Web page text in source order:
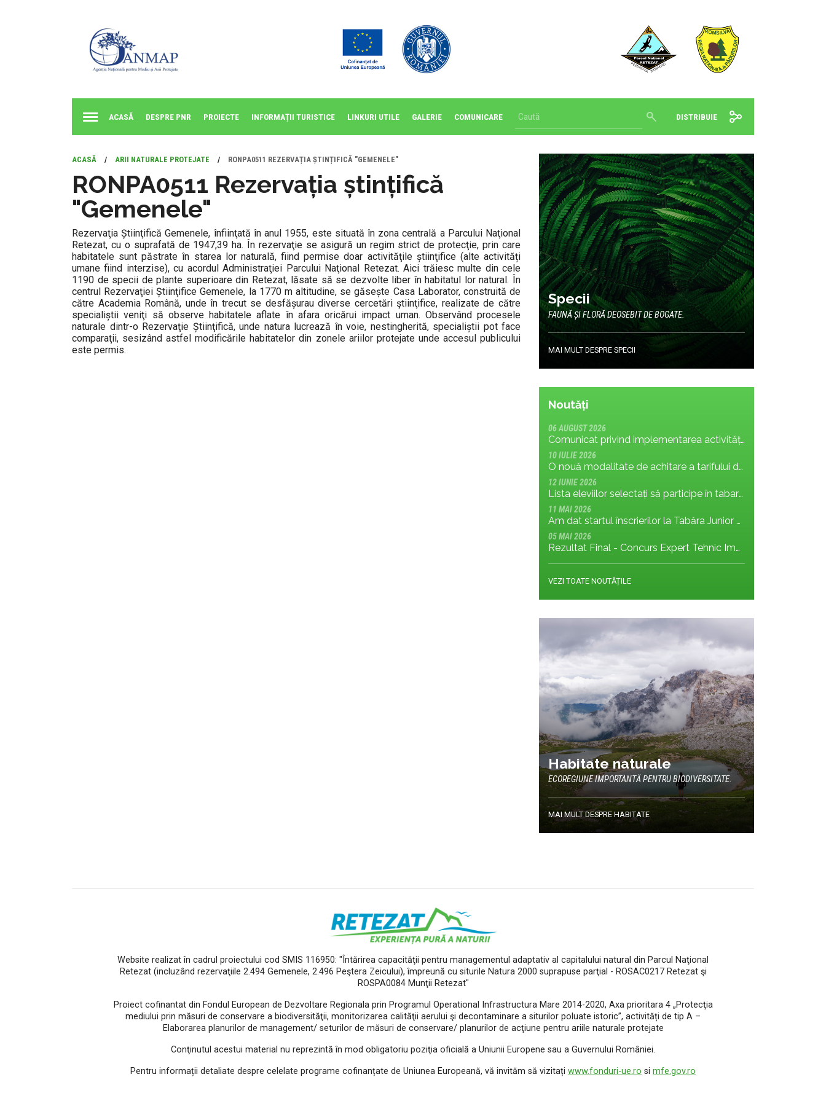
ACASĂ DESPRE PNR PROIECTE INFORMAȚII TURISTICE LINKURI UTILE GALERIE COMUNICARE DISTRIBUIE
ACASĂ / ARII NATURALE PROTEJATE / RONPA0511 REZERVAȚIA ȘTINȚIFICĂ "GEMENELE"
RONPA0511 Rezervația ștințifică
"Gemenele"
Rezervaţia Știinţifică Gemenele, înfiinţată în anul 1955, este situată în zona centrală a Parcului Naţional
Retezat, cu o suprafată de 1947,39 ha. În rezervaţie se asigură un regim strict de protecţie, prin care
habitatele sunt păstrate în starea lor naturală, fiind permise doar activităţile știinţifice (alte activități
umane fiind interzise), cu acordul Administraţiei Parcului Naţional Retezat. Aici trăiesc multe din cele
1190 de specii de plante superioare din Retezat, lăsate să se dezvolte liber în habitatul lor natural. În
centrul Rezervaţiei Știinţifice Gemenele, la 1770 m altitudine, se găsește Casa Laborator, construită de
către Academia Română, unde în trecut se desfășurau diverse cercetări ştiinţifice, realizate de către
specialiștii veniţi să observe habitatele aflate în afara oricărui impact uman. Observând procesele
naturale dintr-o Rezervaţie Știinţifică, unde natura lucrează în voie, nestingherită, specialiștii pot face
comparaţii, sesizând astfel modificările habitatelor din zonele ariilor protejate unde accesul publicului
este permis.
Specii
FAUNĂ ȘI FLORĂ DEOSEBIT DE BOGATE.
MAI MULT DESPRE SPECII
Noutăți
06 AUGUST 2026
Comunicat privind implementarea activității: măsura MR.8.1.4 din planul de management; cu privire la tronsonul de drum cuprins între Baraj Gura Apelor și Cabana Rotunda
10 IULIE 2026
O nouă modalitate de achitare a tarifului de vizitare în Parcul Național Retezat
12 IUNIE 2026
Lista eleviilor selectați să participe în tabara Junior Ranger 2026
11 MAI 2026
Am dat startul înscrierilor la Tabăra Junior Ranger 2026 – Oameni conectați prin natură – tineri și comunități pentru viitorul Parcului Național Retezat
05 MAI 2026
Rezultat Final - Concurs Expert Tehnic Implementare 3 05.05.2026
VEZI TOATE NOUTĂȚILE
Habitate naturale
ECOREGIUNE IMPORTANTĂ PENTRU BIODIVERSITATE.
MAI MULT DESPRE HABITATE
Website realizat în cadrul proiectului cod SMIS 116950: "Întărirea capacităţii pentru managementul adaptativ al capitalului natural din Parcul Naţional
Retezat (incluzând rezervaţiile 2.494 Gemenele, 2.496 Peştera Zeicului), împreună cu siturile Natura 2000 suprapuse parţial - ROSAC0217 Retezat şi
ROSPA0084 Munţii Retezat"
Proiect cofinantat din Fondul European de Dezvoltare Regionala prin Programul Operational Infrastructura Mare 2014-2020, Axa prioritara 4 „Protecţia
mediului prin măsuri de conservare a biodiversităţii, monitorizarea calităţii aerului şi decontaminare a siturilor poluate istoric”, activități de tip A –
Elaborarea planurilor de management/ seturilor de măsuri de conservare/ planurilor de acţiune pentru ariile naturale protejate
Conţinutul acestui material nu reprezintă în mod obligatoriu poziţia oficială a Uniunii Europene sau a Guvernului României.
Pentru informații detaliate despre celelate programe cofinanțate de Uniunea Europeană, vă invităm să vizitați www.fonduri-ue.ro si mfe.gov.ro